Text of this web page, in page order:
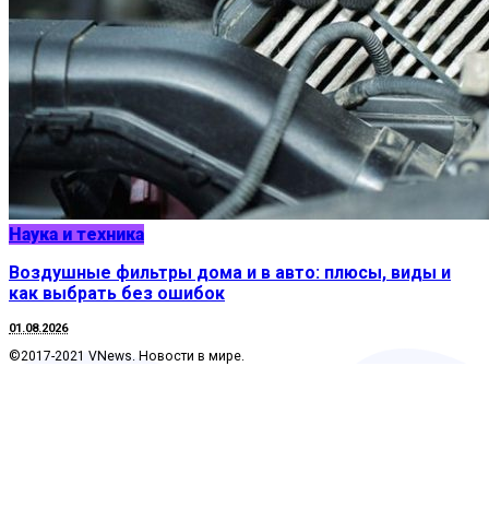
Наука и техника
Воздушные фильтры дома и в авто: плюсы, виды и
как выбрать без ошибок
01.08.2026
©2017-2021 VNews. Новости в мире.